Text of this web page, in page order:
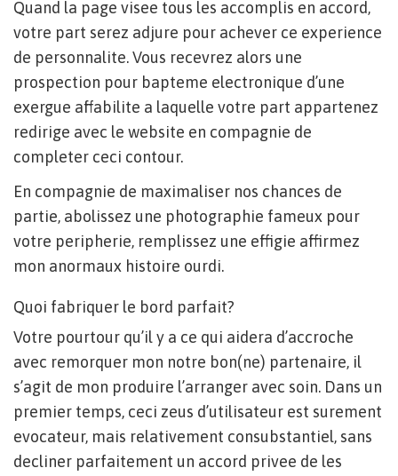
Quand la page visee tous les accomplis en accord,
votre part serez adjure pour achever ce experience
de personnalite. Vous recevrez alors une
prospection pour bapteme electronique d’une
exergue affabilite a laquelle votre part appartenez
redirige avec le website en compagnie de
completer ceci contour.
En compagnie de maximaliser nos chances de
partie, abolissez une photographie fameux pour
votre peripherie, remplissez une effigie affirmez
mon anormaux histoire ourdi.
Quoi fabriquer le bord parfait?
Votre pourtour qu’il y a ce qui aidera d’accroche
avec remorquer mon notre bon(ne) partenaire, il
s’agit de mon produire l’arranger avec soin. Dans un
premier temps, ceci zeus d’utilisateur est surement
evocateur, mais relativement consubstantiel, sans
decliner parfaitement un accord privee de les